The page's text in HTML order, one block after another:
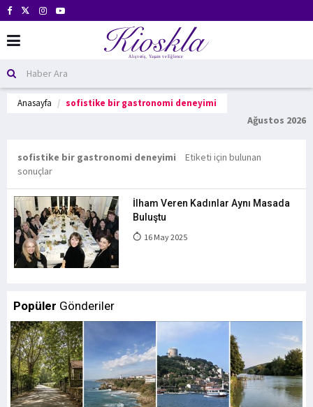
Anasayfa sofistike bir gastronomi deneyimi
Ağustos 2026
sofistike bir gastronomi deneyimi
Etiketi için bulunan
sonuçlar
İlham Veren Kadınlar Aynı Masada
Buluştu
16 May 2025
Popüler Gönderiler